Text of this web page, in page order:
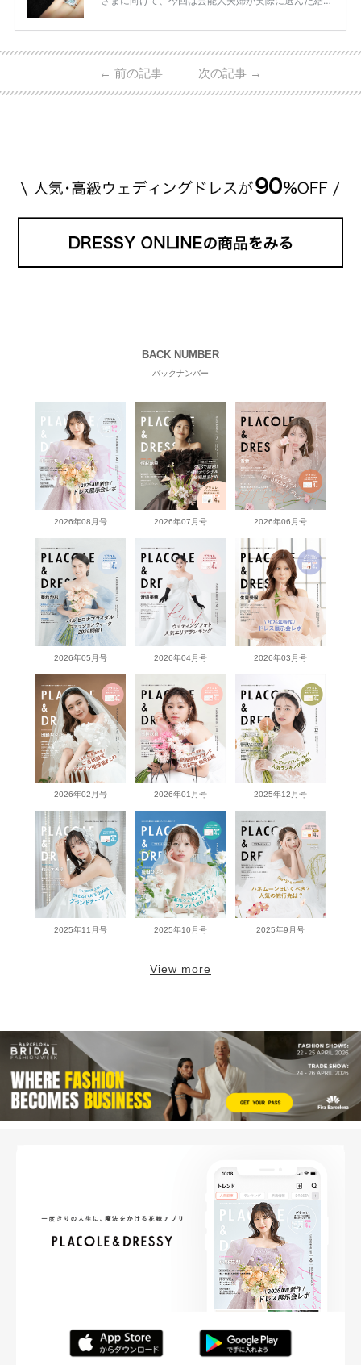
ーウィンストンやカルティエ、ティファニーなど世界
日本で人気のブランドまで幅広くご紹介。 さらに、
・愛用している芸能人夫婦 ・リングの特徴や魅力 ・
← 前の記事 次の記事 →
BACK NUMBER
バックナンバー
2026年08月号 2026年07月号 2026年06月号
2026年05月号 2026年04月号 2026年03月号
2026年02月号 2026年01月号 2025年12月号
2025年11月号 2025年10月号 2025年9月号
View more